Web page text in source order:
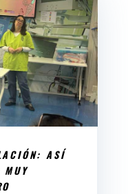
ASÍ
MUY